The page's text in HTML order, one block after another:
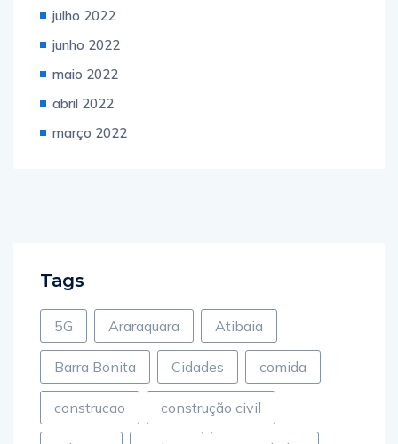
julho 2022
junho 2022
maio 2022
abril 2022
março 2022
Tags
5G Araraquara Atibaia
Barra Bonita Cidades comida
construcao construção civil